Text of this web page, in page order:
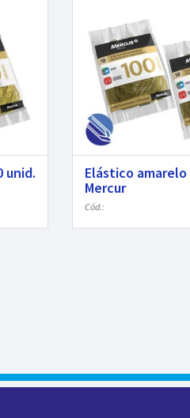
unid.
Elástico amarelo
Mercur
Cód.: